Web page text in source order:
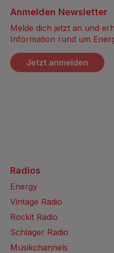
Anmelden Newsletter
Melde dich jetzt an und
Information rund um
Jetzt anmelden
Radios
Energy
Vintage Radio
Rockit Radio
Schlager Radio
Musikchannels